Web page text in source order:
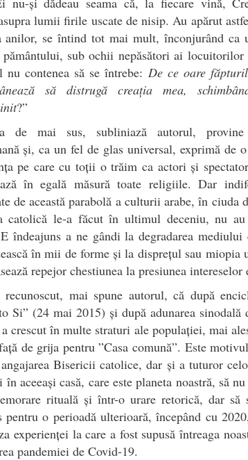
lumii firile uscate de nisip. Au apărut
anilor, se întind tot mai mult, înconjurând ca
pământului, sub ochii nepăsători ai locuitorilor
nu contenea să se întrebe: De ce oare
să distrugă creația mea,
?”
de mai sus, subliniază autorul,
și, ca un fel de glas universal, exprimă de
pe care cu toții o trăim ca actori și
în egală măsură toate religiile. Dar
de această parabolă a culturii arabe, în ciuda
catolică le-a făcut în ultimul deceniu, nu
îndeajuns a ne gândi la degradarea mediului
în mii de forme și la disprețul sau
repejor chestiunea la presiunea intereselor
recunoscut, mai spune autorul, că după
Si” (24 mai 2015) și după adunarea sinodală
crescut în multe straturi ale populației, mai
de grija pentru ”Casa comună”. Este
Bisericii catolice, dar și a tuturor
în aceeași casă, care este planeta noastră, să
rituală și într-o urare retorică, dar să
pentru o perioadă ulterioară, începând cu
experienței la care a fost supusă întreaga
pandemiei de Covid-19.